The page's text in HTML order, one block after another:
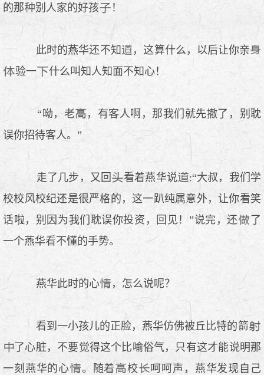
的那
别人家的好孩 ！
此时的燕华还不知
，这算什么，以后让你亲
验一
什么叫知人知面不知心！
“呦，老
，有客人啊，那我们就先撤了，别耽
误你招待客人。”
走了几步，又回 看着燕华说
:“大叔，我们学
校校风校纪还是很严格的，这一趴纯属意外，让你看笑
话啦，别因为我们耽误你投资，回见！”说完，还
了
一个燕华看不懂的手势。
燕华此时的心 ，怎么说呢？
看到一小孩儿的正脸，燕华仿佛被丘比特的箭
了心脏，不要觉得这个比喻俗气，只有这才能说明那
一刻燕华的心
。随着 校
呵呵声，燕华发现自己